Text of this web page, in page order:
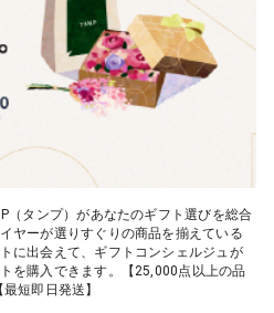
（タンプ）があなたのギフト選びを総合
ヤーが選りすぐりの商品を揃えている
に出会えて、ギフトコンシェルジュが
を購入できます。【25,000点以上の品
短即日発送】